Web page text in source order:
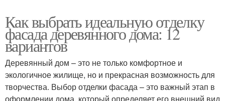
Как выбрать идеальную отделку
фасада деревянного дома: 12
вариантов
Деревянный дом – это не только комфортное и
экологичное жилище, но и прекрасная возможность для
творчества. Выбор отделки фасада – это важный этап в